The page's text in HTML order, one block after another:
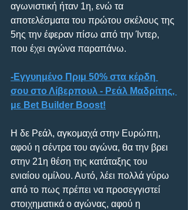
αγωνιστική ήταν 1η, ενώ τα
αποτελέσματα του πρώτου σκέλους της
5ης την έφεραν πίσω από την Ίντερ,
που έχει αγώνα παραπάνω.
-Εγγυημένο Πριμ 50% στα κέρδη
σου στο Λίβερπουλ - Ρεάλ Μαδρίτης,
με Bet Builder Boost!
Η δε Ρεάλ, αγκομαχά στην Ευρώπη,
αφού η σέντρα του αγώνα, θα την βρει
στην 21η θέση της κατάταξης του
ενιαίου ομίλου. Αυτό, λέει πολλά γύρω
από το πως πρέπει να προσεγγιστεί
στοιχηματικά ο αγώνας, αφού η